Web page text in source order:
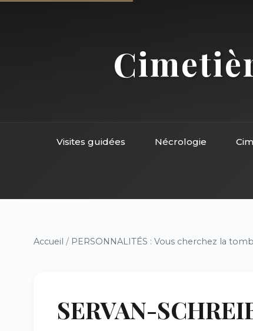
Visites guidées Nécrologie
Accueil / PERSONNALITÉS : Vous cherchez la
SERVAN-